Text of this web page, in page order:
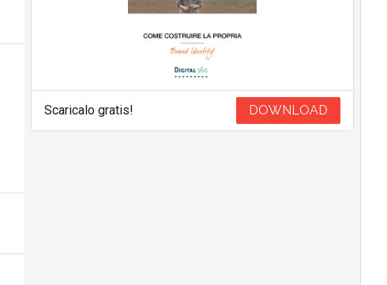
Scaricalo gratis! DOWNLOAD